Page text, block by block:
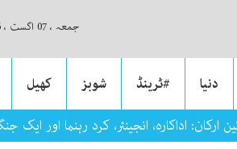
جمعہ ، 07 اگست ، 2026
دنیا #ٹرینڈ شوبز کھیل
ارکان: اداکارہ، انجینئر، کرد رہنما اور ایک